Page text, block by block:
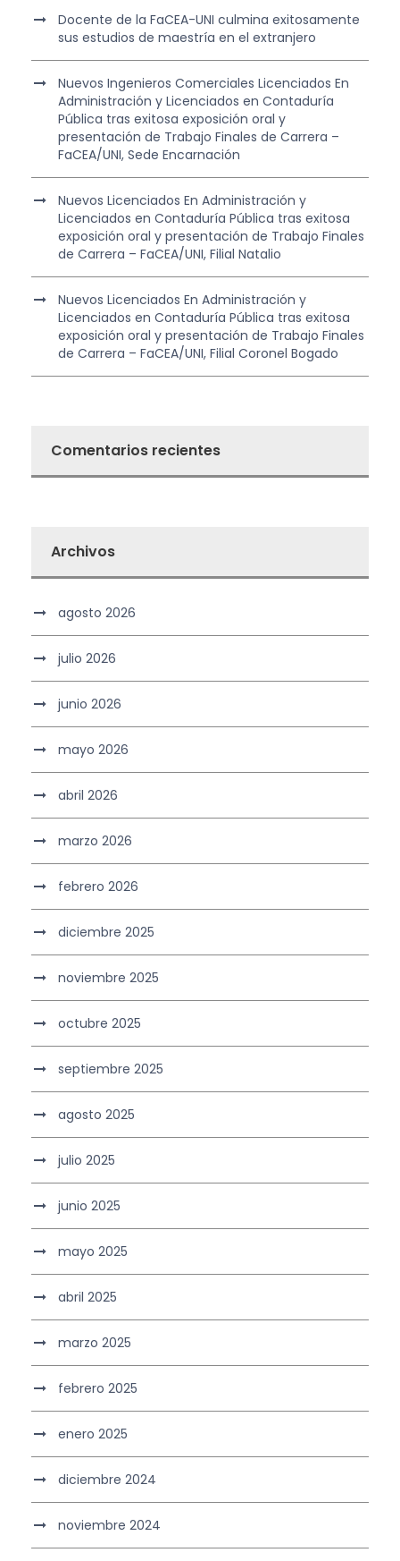
Docente de la FaCEA-UNI culmina exitosamente
sus estudios de maestría en el extranjero
Nuevos Ingenieros Comerciales Licenciados En
Administración y Licenciados en Contaduría
Pública tras exitosa exposición oral y
presentación de Trabajo Finales de Carrera –
FaCEA/UNI, Sede Encarnación
Nuevos Licenciados En Administración y
Licenciados en Contaduría Pública tras exitosa
exposición oral y presentación de Trabajo Finales
de Carrera – FaCEA/UNI, Filial Natalio
Nuevos Licenciados En Administración y
Licenciados en Contaduría Pública tras exitosa
exposición oral y presentación de Trabajo Finales
de Carrera – FaCEA/UNI, Filial Coronel Bogado
Comentarios recientes
Archivos
agosto 2026
julio 2026
junio 2026
mayo 2026
abril 2026
marzo 2026
febrero 2026
diciembre 2025
noviembre 2025
octubre 2025
septiembre 2025
agosto 2025
julio 2025
junio 2025
mayo 2025
abril 2025
marzo 2025
febrero 2025
enero 2025
diciembre 2024
noviembre 2024